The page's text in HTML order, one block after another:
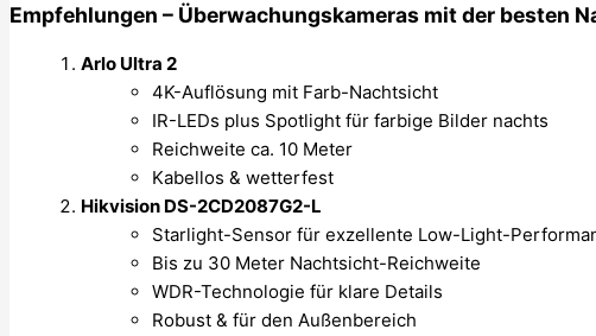
Empfehlungen – Überwachungskameras mit der besten
Arlo Ultra 2
4K-Auflösung mit Farb-Nachtsicht
IR-LEDs plus Spotlight für farbige Bilder nachts
Reichweite ca. 10 Meter
Kabellos & wetterfest
Hikvision DS-2CD2087G2-L
Starlight-Sensor für exzellente Low-Light-
Bis zu 30 Meter Nachtsicht-Reichweite
WDR-Technologie für klare Details
Robust & für den Außenbereich